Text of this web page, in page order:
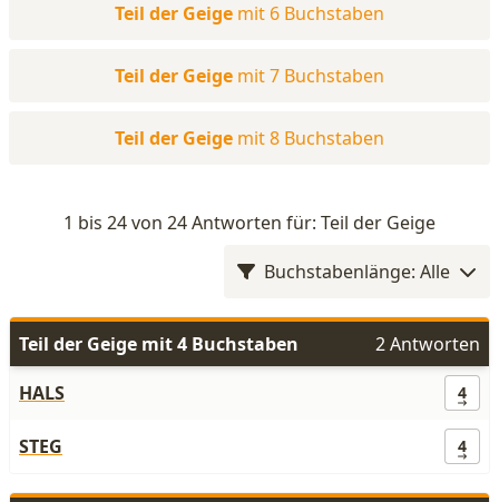
Teil der Geige mit 6 Buchstaben
Teil der Geige mit 7 Buchstaben
Teil der Geige mit 8 Buchstaben
1 bis 24 von 24 Antworten für: Teil der Geige
Buchstabenlänge: Alle
Teil der Geige mit 4 Buchstaben
2 Antworten
HALS
4
STEG 4